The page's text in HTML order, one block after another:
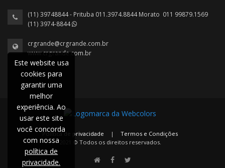
(11) 39748844 - Prituba 011.3974.8844 Morato 011 99879.1569
(11) 3974-8844
crgrande@crgrande.com.br
www.crgrande.com.br
Política de privacidade |
Termos e Condições
2021 © Todos os direitos reservados.
Este website usa
cookies para
garantir uma
melhor
experiência. Ao
usar este site
você concorda
com nossa
política de
privacidade.